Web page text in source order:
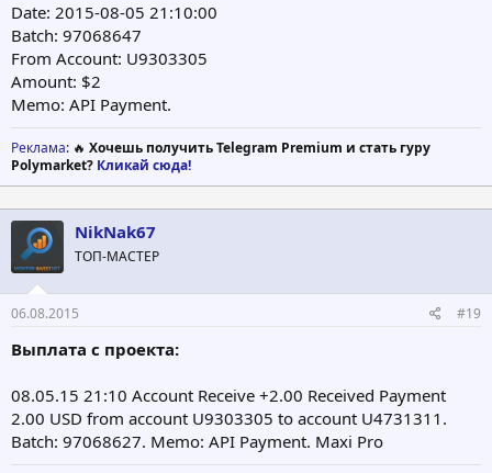
Date: 2015-08-05 21:10:00
Batch: 97068647
From Account: U9303305
Amount: $2
Memo: API Payment.
Реклама: 🔥 Хочешь получить Telegram Premium и стать гуру
Polymarket? Кликай сюда!
NikNak67
ТОП-МАСТЕР
06.08.2015 #19
Выплата с проекта:
08.05.15 21:10 Account Receive +2.00 Received Payment
2.00 USD from account U9303305 to account U4731311.
Batch: 97068627. Memo: API Payment. Maxi Pro